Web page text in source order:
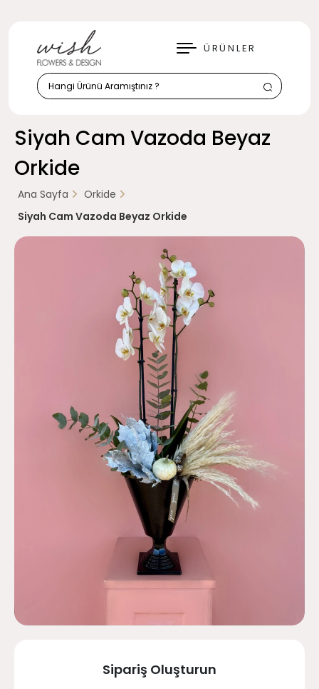
ÜRÜNLER
KAPAT
Siyah Cam Vazoda Beyaz
Orkide
Ana Sayfa
Orkide
Siyah Cam Vazoda Beyaz Orkide
Sipariş Oluşturun